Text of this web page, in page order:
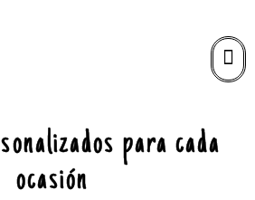
para cada
ocasión